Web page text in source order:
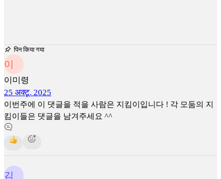
पिन किया गया
이
이미령
25 अक्टू. 2025
이번주에 이 댓글을 적을 사람은 지킴이입니다 ! 각 모둠의 지
킴이들은 댓글을 남겨주세요 ^^
김